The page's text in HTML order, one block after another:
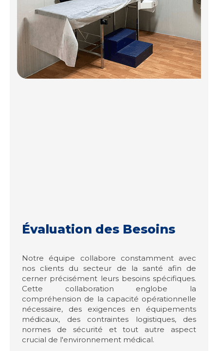
Évaluation des Besoins
Notre équipe collabore constamment avec
nos clients du secteur de la santé afin de
cerner précisément leurs besoins spécifiques.
Cette collaboration englobe la
compréhension de la capacité opérationnelle
nécessaire, des exigences en équipements
médicaux, des contraintes logistiques, des
normes de sécurité et tout autre aspect
crucial de l'environnement médical.